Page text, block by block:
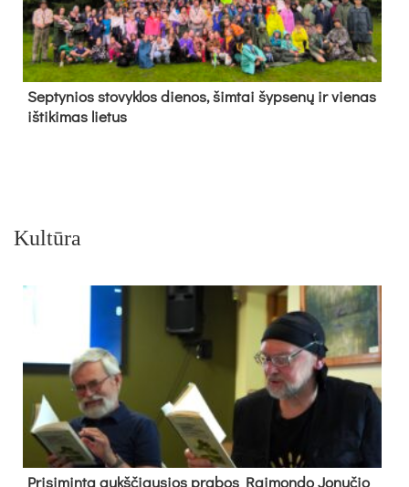
Sep­ty­nios sto­vyk­los die­nos, šim­tai šyp­se­nų ir vie­nas
iš­ti­ki­mas lie­tus
Kultūra
Pri­si­min­ta aukš­čiau­sios pra­bos Rai­mon­do Jo­nu­čio